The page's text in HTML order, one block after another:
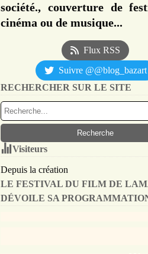
société., couverture de
cinéma ou de musique...
Flux RSS
Suivre @@blog_bazart
RECHERCHER SUR LE SITE
Visiteurs
Depuis la création
LE FESTIVAL DU FILM DE
DÉVOILE SA